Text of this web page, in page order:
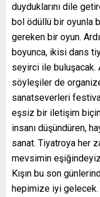
duyduklarını dile
bol ödüllü bir oyunla
gereken bir oyun.
boyunca, ikisi dans
seyirci ile buluşacak.
söyleşiler de
sanatseverleri
eşsiz bir iletişim
insanı düşündüren,
sanat. Tiyatroya her
mevsimin
Kışın bu son
hepimize iyi gelecek.